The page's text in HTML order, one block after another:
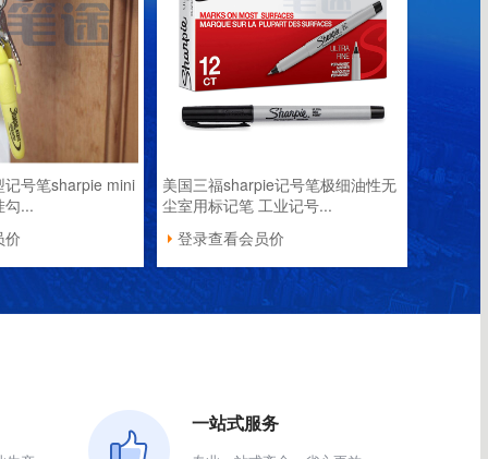
记号笔sharpie mini
勾...
价
美国三福sharpie记号笔极细油性无
尘室用标记笔 工业记号...
登录查看会员价
一站式服务